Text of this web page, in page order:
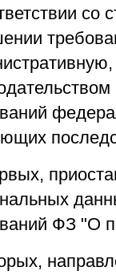
со
ФЗ "О